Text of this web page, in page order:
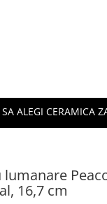
SA ALEGI CERAMICA
16,7 cm